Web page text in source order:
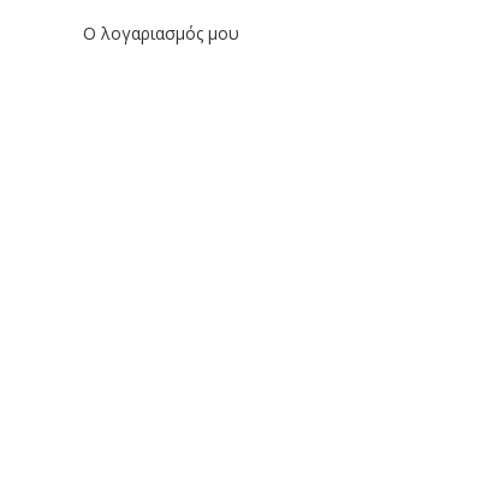
Ο λογαριασμός μου